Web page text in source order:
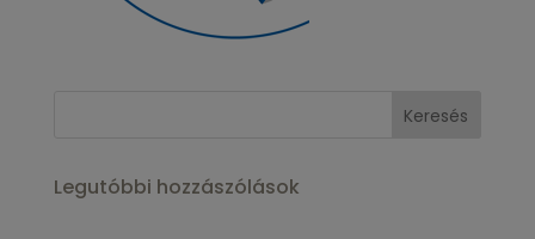
Legutóbbi hozzászólások